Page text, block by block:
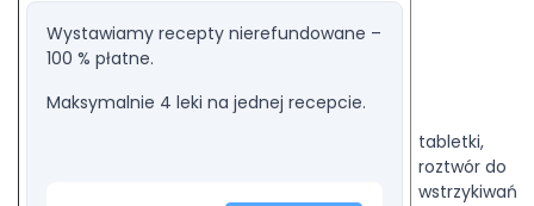
Wystawiamy recepty nierefundowane –
100 % płatne.
Maksymalnie 4 leki na jednej recepcie.
tabletki,
roztwór do
wstrzykiwań